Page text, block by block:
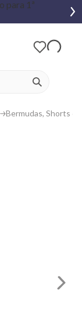
ver
Bermudas, Shorts e